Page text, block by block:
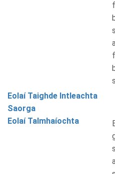
Eolaí Taighde Intleachta
Saorga
Eolaí Talmhaíochta